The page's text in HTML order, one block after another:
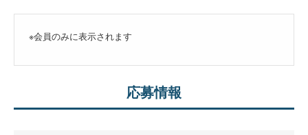
※会員のみに表示されます
応募情報